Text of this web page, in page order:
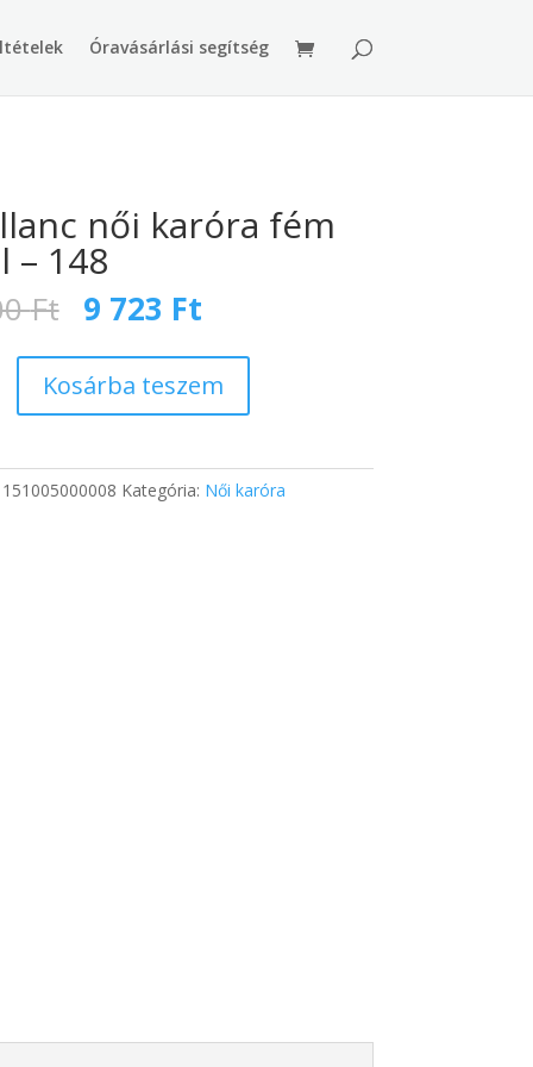
Óravásárlási segítség
női karóra fém
– 148
Ft Original
price
was:
15
400 Ft.
9 723 Ft
is:
9
723 Ft.
Kosárba teszem
151005000008 Kategória: Női karóra